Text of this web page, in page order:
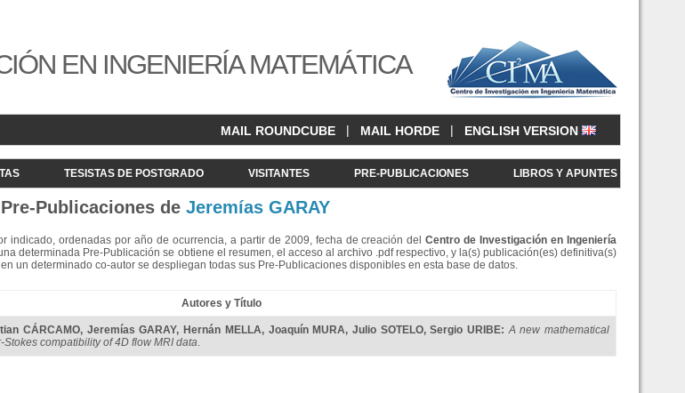
EN INGENIERÍA MATEMÁTICA
MAIL ROUNDCUBE | MAIL HORDE | ENGLISH VERSION
TESISTAS DE POSTGRADO VISITANTES PRE-PUBLICACIONES LIBROS Y APUNTES
Pre-Publicaciones de Jeremías GARAY
indicado, ordenadas por año de ocurrencia, a partir de 2009, fecha de creación delCentro de Investigación en Ingeniería
determinada Pre-Publicación se obtiene el resumen, el acceso al archivo .pdf respectivo, y la(s) publicación(es) definitiva(s)
un determinado co-autor se despliegan todas sus Pre-Publicaciones disponibles en esta base de datos.
Autores y Título
CÁRCAMO, Jeremías GARAY, Hernán MELLA, Joaquín MURA, Julio SOTELO,Sergio URIBE:A new mathematical
compatibility of 4D flow MRI data.